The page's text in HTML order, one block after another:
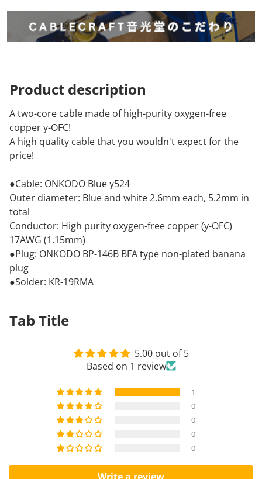
Product description
A two-core cable made of high-purity oxygen-free
copper y-OFC!
A high quality cable that you wouldn't expect for the
price!
●Cable: ONKODO Blue y524
Outer diameter: Blue and white 2.6mm each, 5.2mm in
total
Conductor: High purity oxygen-free copper (y-OFC)
17AWG (1.15mm)
●Plug: ONKODO BP-146B BFA type non-plated banana
plug
●Solder: KR-19RMA
Tab Title
5.00 out of 5
Based on 1 review
1
0
0
0
0